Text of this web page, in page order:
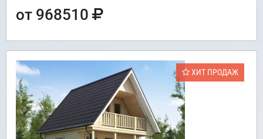
от 968510
ХИТ ПРОДАЖ